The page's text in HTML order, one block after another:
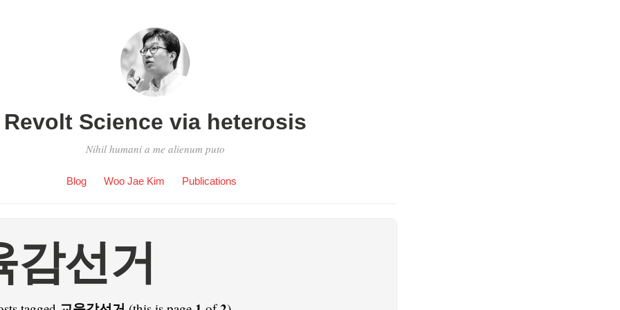
Revolt Science via heterosis
Nihil humani a me alienum puto
Blog Woo Jae Kim Publications
감선거